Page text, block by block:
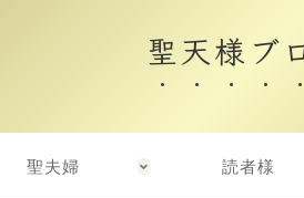
聖天様ブ
聖夫婦 読者様